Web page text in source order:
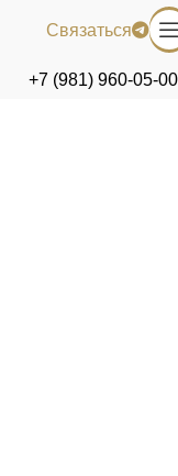
Связаться
+7 (981) 960-05-00